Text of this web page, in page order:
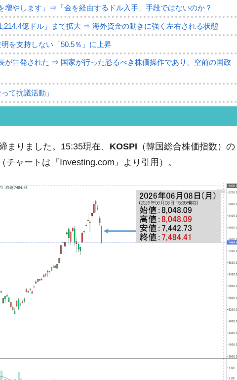
増やします」⇒「金を経由するドル入手」手段ではないのか？
億ドル」まで拡大 ⇒ 海外資金の動きに強く左右される状態
を支持しない「50.5％」に上昇
が告発された ⇒ 国家が行った恐るべき株価操作であり、空前の国政
て抗議活動」
ウラで他業種は全般的「不調」⇒ PSIが示す現況は決して良くない。
が『クーパン』1人当たり賠償10万ウォンを認定 ⇒ 総額3兆7,000億
逐艦「KDDX」1番艦、2032年竣工と公示
日米の協調に韓国がいっちょがみしたのでは。
を全廃 ⇒ 実は韓国で『BYD』車は売れている。6カ月で対前年同期比
！⇒ さっそく空港に詰めかけ「出て行け！」「極右勢力」のプラカー
規模のAIデータセンター整備」⇒ だから無理だってば。
の清算はほぼ終わった」
で200兆蒸発。
報しようキャンペーン」⇒ あの名物教授も登場！
ズブ沈む。営業利益80.2％も減少
まりました。15:35現在、 KOSPI （韓国総合株価指数）の
ャートは『Investing.com』より引用）。